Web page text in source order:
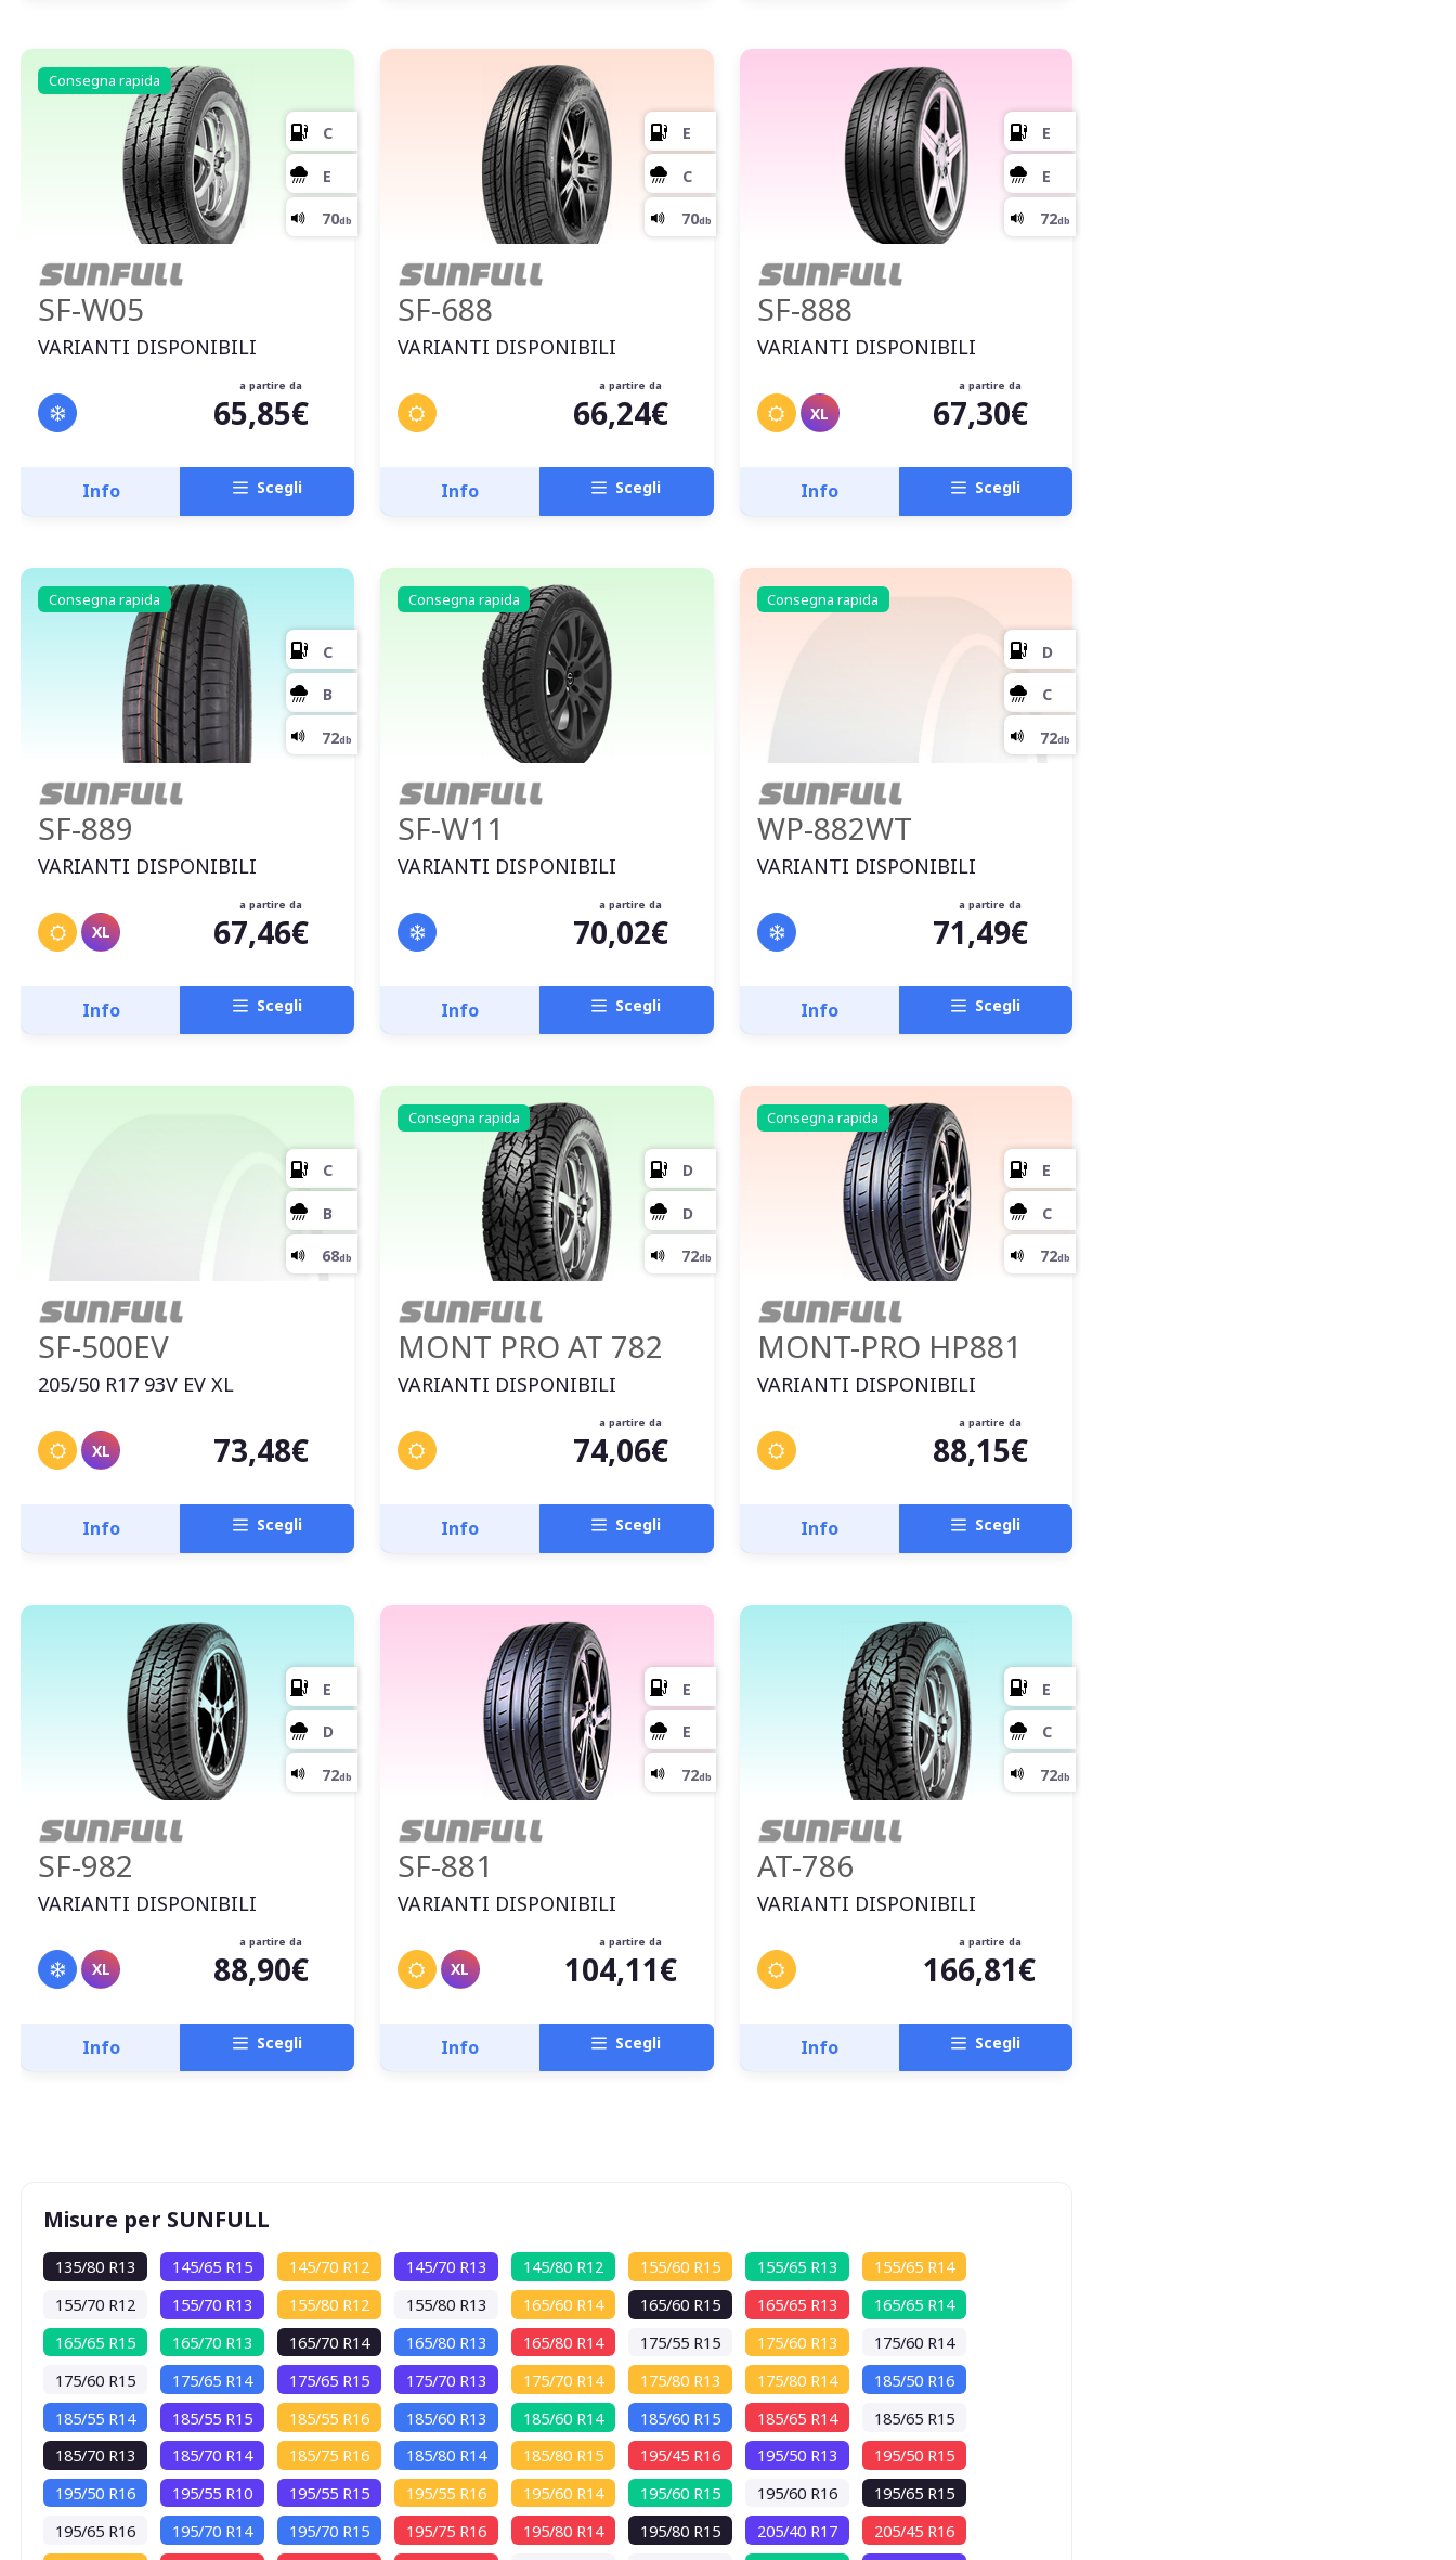
C
E
70db
Consegna rapida
SF-W05
VARIANTI DISPONIBILI
a partire da
65,85€
Info Scegli
SF-688
VARIANTI DISPONIBILI
a partire da
66,24€
Info Scegli
SF-888
VARIANTI DISPONIBILI
XL
a partire da
67,30€
Info Scegli
Consegna rapida
SF-889
VARIANTI DISPONIBILI
XL
a partire da
67,46€
Info Scegli
Consegna rapida
SF-W11
VARIANTI DISPONIBILI
a partire da
70,02€
Info Scegli
Consegna rapida
WP-882WT
VARIANTI DISPONIBILI
a partire da
71,49€
Info Scegli
SF-500EV
205/50 R17 93V EV XL
XL 73,48€
Info Scegli
Consegna rapida
MONT PRO AT 782
VARIANTI DISPONIBILI
a partire da
74,06€
Info Scegli
Consegna rapida
MONT-PRO HP881
VARIANTI DISPONIBILI
a partire da
88,15€
Info Scegli
SF-982
VARIANTI DISPONIBILI
XL
a partire da
88,90€
Info Scegli
SF-881
VARIANTI DISPONIBILI
XL
a partire da
104,11€
Info Scegli
AT-786
VARIANTI DISPONIBILI
a partire da
166,81€
Info Scegli
Misure per SUNFULL
135/80 R13 145/65 R15 145/70 R12 145/70 R13 145/80 R12 155/60 R15 155/65 R13
155/65 R14
155/70 R12
155/70 R13 155/80 R12 155/80 R13 165/60 R14 165/60 R15 165/65 R13
165/65 R14
165/65 R15
165/70 R13 165/70 R14 165/80 R13 165/80 R14 175/55 R15 175/60 R13
175/60 R14
175/60 R15
175/65 R14 175/65 R15 175/70 R13 175/70 R14 175/80 R13 175/80 R14
185/50 R16
185/55 R14
185/55 R15 185/55 R16 185/60 R13 185/60 R14 185/60 R15 185/65 R14
185/65 R15
185/70 R13
185/70 R14 185/75 R16 185/80 R14 185/80 R15 195/45 R16 195/50 R13
195/50 R15
195/50 R16
195/55 R10 195/55 R15 195/55 R16 195/60 R14 195/60 R15 195/60 R16
195/65 R15
195/65 R16
195/70 R14 195/70 R15 195/75 R16 195/80 R14 195/80 R15 205/40 R17
205/45 R16